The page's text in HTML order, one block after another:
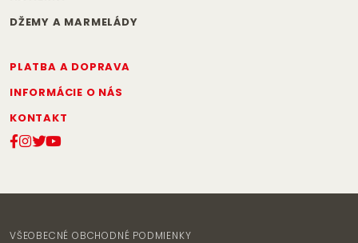
DŽEMY A MARMELÁDY
PLATBA A DOPRAVA
INFORMÁCIE O NÁS
KONTAKT
VŠEOBECNÉ OBCHODNÉ PODMIENKY